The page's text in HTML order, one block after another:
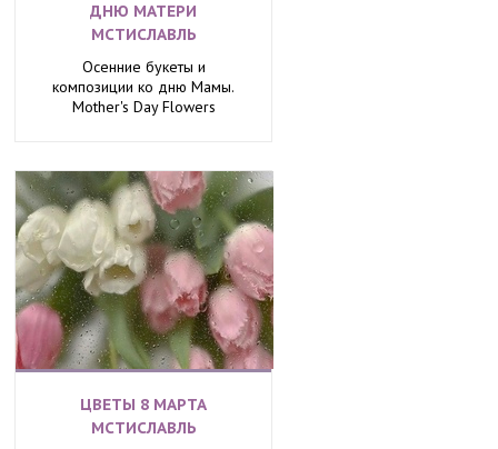
ДНЮ МАТЕРИ
МСТИСЛАВЛЬ
Осенние букеты и
композиции ко дню Мамы.
Mother's Day Flowers
ЦВЕТЫ 8 МАРТА
МСТИСЛАВЛЬ